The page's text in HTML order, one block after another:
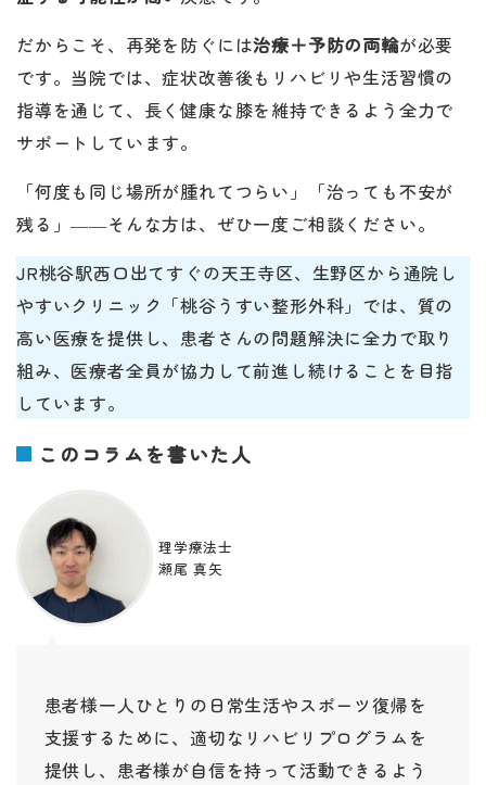
だからこそ、再発を防ぐには治療＋予防の両輪が必要
です。当院では、症状改善後もリハビリや生活習慣の
指導を通じて、長く健康な膝を維持できるよう全力で
サポートしています。
「何度も同じ場所が腫れてつらい」「治っても不安が
残る」――そんな方は、ぜひ一度ご相談ください。
JR桃谷駅西口出てすぐの天王寺区、生野区から通院し
やすいクリニック「桃谷うすい整形外科」では、質の
高い医療を提供し、患者さんの問題解決に全力で取り
組み、医療者全員が協力して前進し続けることを目指
しています。
このコラムを書いた人
理学療法士
瀬尾 真矢
患者様一人ひとりの日常生活やスポーツ復帰を
支援するために、適切なリハビリプログラムを
提供し、患者様が自信を持って活動できるよう